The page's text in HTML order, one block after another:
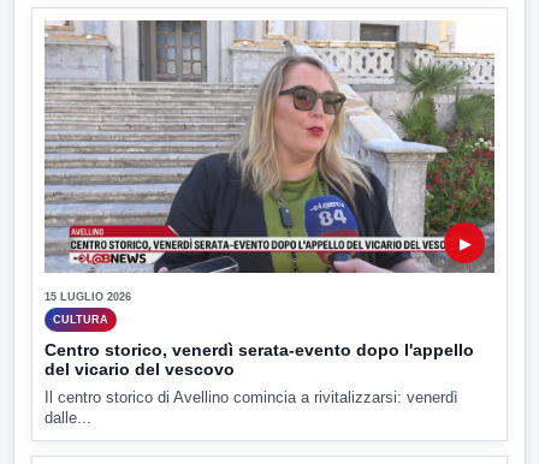
▶
15 LUGLIO 2026
CULTURA
Centro storico, venerdì serata-evento dopo l'appello
del vicario del vescovo
Il centro storico di Avellino comincia a rivitalizzarsi: venerdì
dalle...